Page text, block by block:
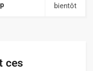
bientôt
ces